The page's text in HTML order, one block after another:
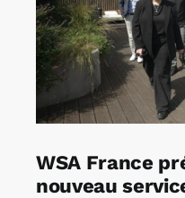
WSA France
nouveau